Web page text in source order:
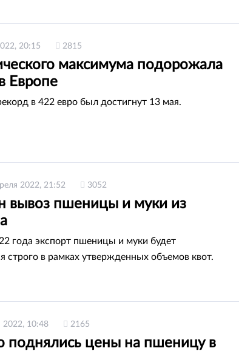
20:15 2815
максимума подорожала
Европе
в 422 евро был достигнут 13 мая.
2022, 21:52 3052
вывоз пшеницы и муки из
года экспорт пшеницы и муки будет
строго в рамках утвержденных объемов квот.
2022, 10:48 2165
поднялись цены на пшеницу в